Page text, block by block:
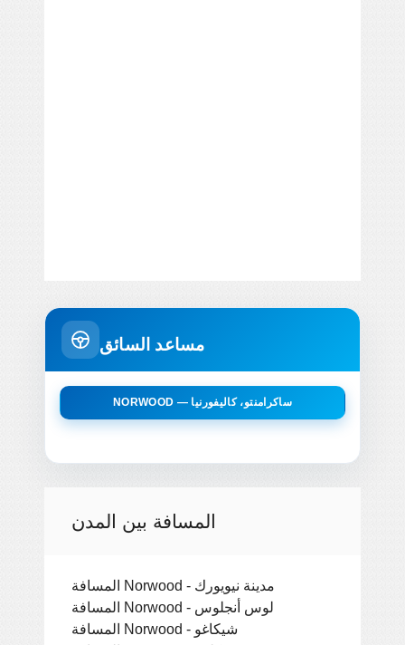
مساعد السائق
NORWOOD — ساكرامنتو، كاليفورنيا
المسافة بين المدن
المسافة Norwood - مدينة نيويورك
المسافة Norwood - لوس أنجلوس
المسافة Norwood - شيكاغو